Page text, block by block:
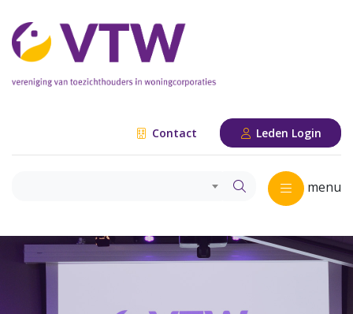
Contact Leden Login
menu